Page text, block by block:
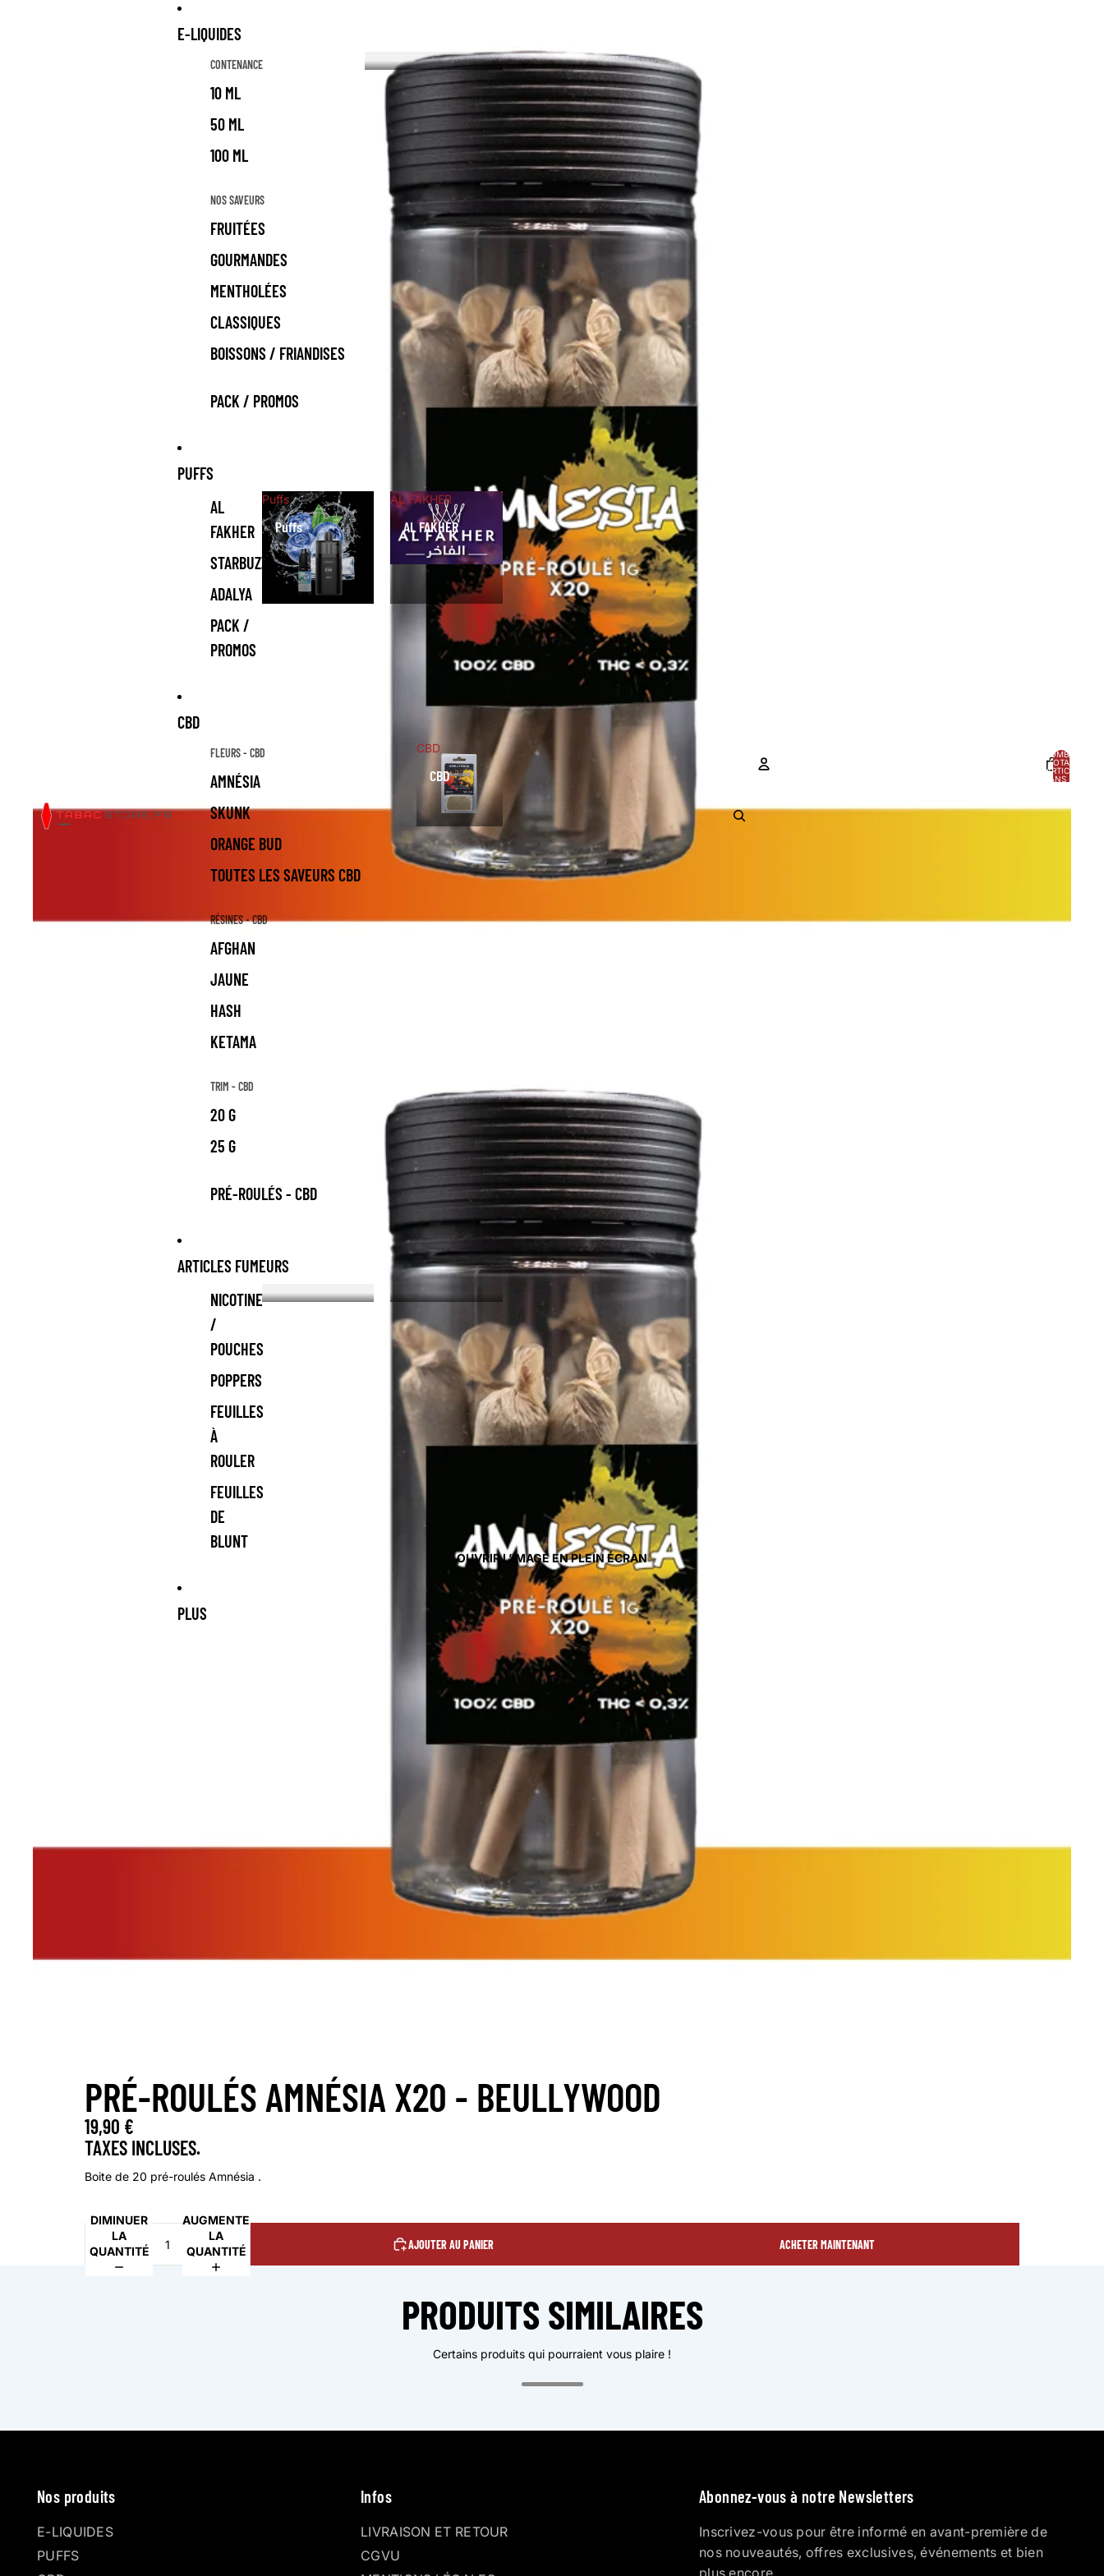
E-LIQUIDES
CONTENANCE
10 ML
50 ML
100 ML
NOS SAVEURS
FRUITÉES
GOURMANDES
MENTHOLÉES
CLASSIQUES
BOISSONS / FRIANDISES
PACK / PROMOS
PUFFS
AL
FAKHER
STARBUZZ
ADALYA
PACK /
PROMOS
Puffs
Puffs
AL FAKHER
AL FAKHER
CBD
FLEURS - CBD
AMNÉSIA
SKUNK
ORANGE BUD
TOUTES LES SAVEURS CBD
RÉSINES - CBD
AFGHAN
JAUNE
HASH
KETAMA
TRIM - CBD
20 G
25 G
PRÉ-ROULÉS - CBD
CBD
CBD
ARTICLES FUMEURS
NICOTINE
/
POUCHES
POPPERS
FEUILLES
À
ROULER
FEUILLES
DE
BLUNT
PLUS
COMPTE
NOMBRE
TOTAL
D’ARTICLES
DANS LE
OUVRIR L’IMAGE EN PLEIN ÉCRAN
PRÉ-ROULÉS AMNÉSIA X20 - BEULLYWOOD
19,90 €
TAXES INCLUSES.
Boite de 20 pré-roulés Amnésia .
DIMINUER
LA
QUANTITÉ
AUGMENTER
LA
QUANTITÉ
AJOUTER AU PANIER ACHETER MAINTENANT
PRODUITS SIMILAIRES
Certains produits qui pourraient vous plaire !
Nos produits
E-LIQUIDES
PUFFS
Infos
LIVRAISON ET RETOUR
CGVU
Abonnez-vous à notre Newsletters
Inscrivez-vous pour être informé en avant-première de
nos nouveautés, offres exclusives, événements et bien
plus encore.